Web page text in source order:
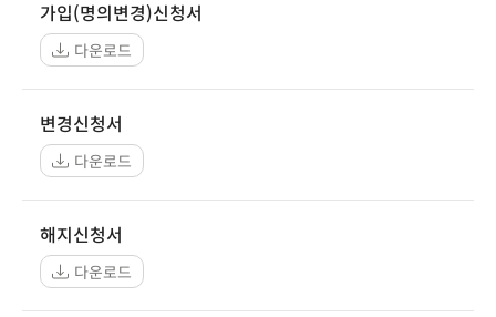
가입(명의변경)신청서
다운로드
변경신청서
다운로드
해지신청서
다운로드